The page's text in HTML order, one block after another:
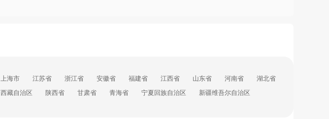
上海市 江苏省 浙江省 安徽省 福建省 江西省 山东省 河南省
湖北省
西藏自治区 陕西省 甘肃省 青海省 宁夏回族自治区
新疆维吾尔自治区